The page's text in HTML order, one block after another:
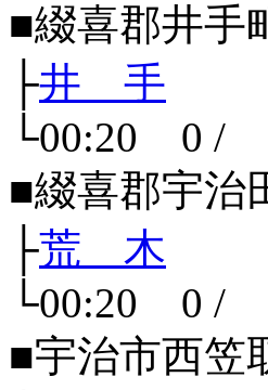
■綴喜郡井手
├井 手
└00:20 0 /
■綴喜郡宇治
├荒 木
└00:20 0 /
■宇治市西笠